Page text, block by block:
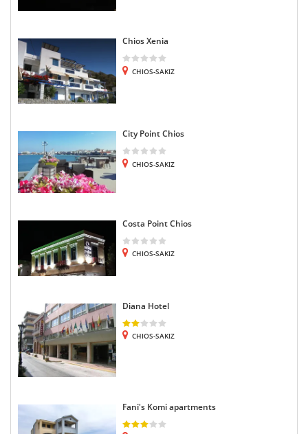
Chios Xenia
CHIOS-SAKIZ
City Point Chios
CHIOS-SAKIZ
Costa Point Chios
CHIOS-SAKIZ
Diana Hotel
CHIOS-SAKIZ
Fani's Komi apartments